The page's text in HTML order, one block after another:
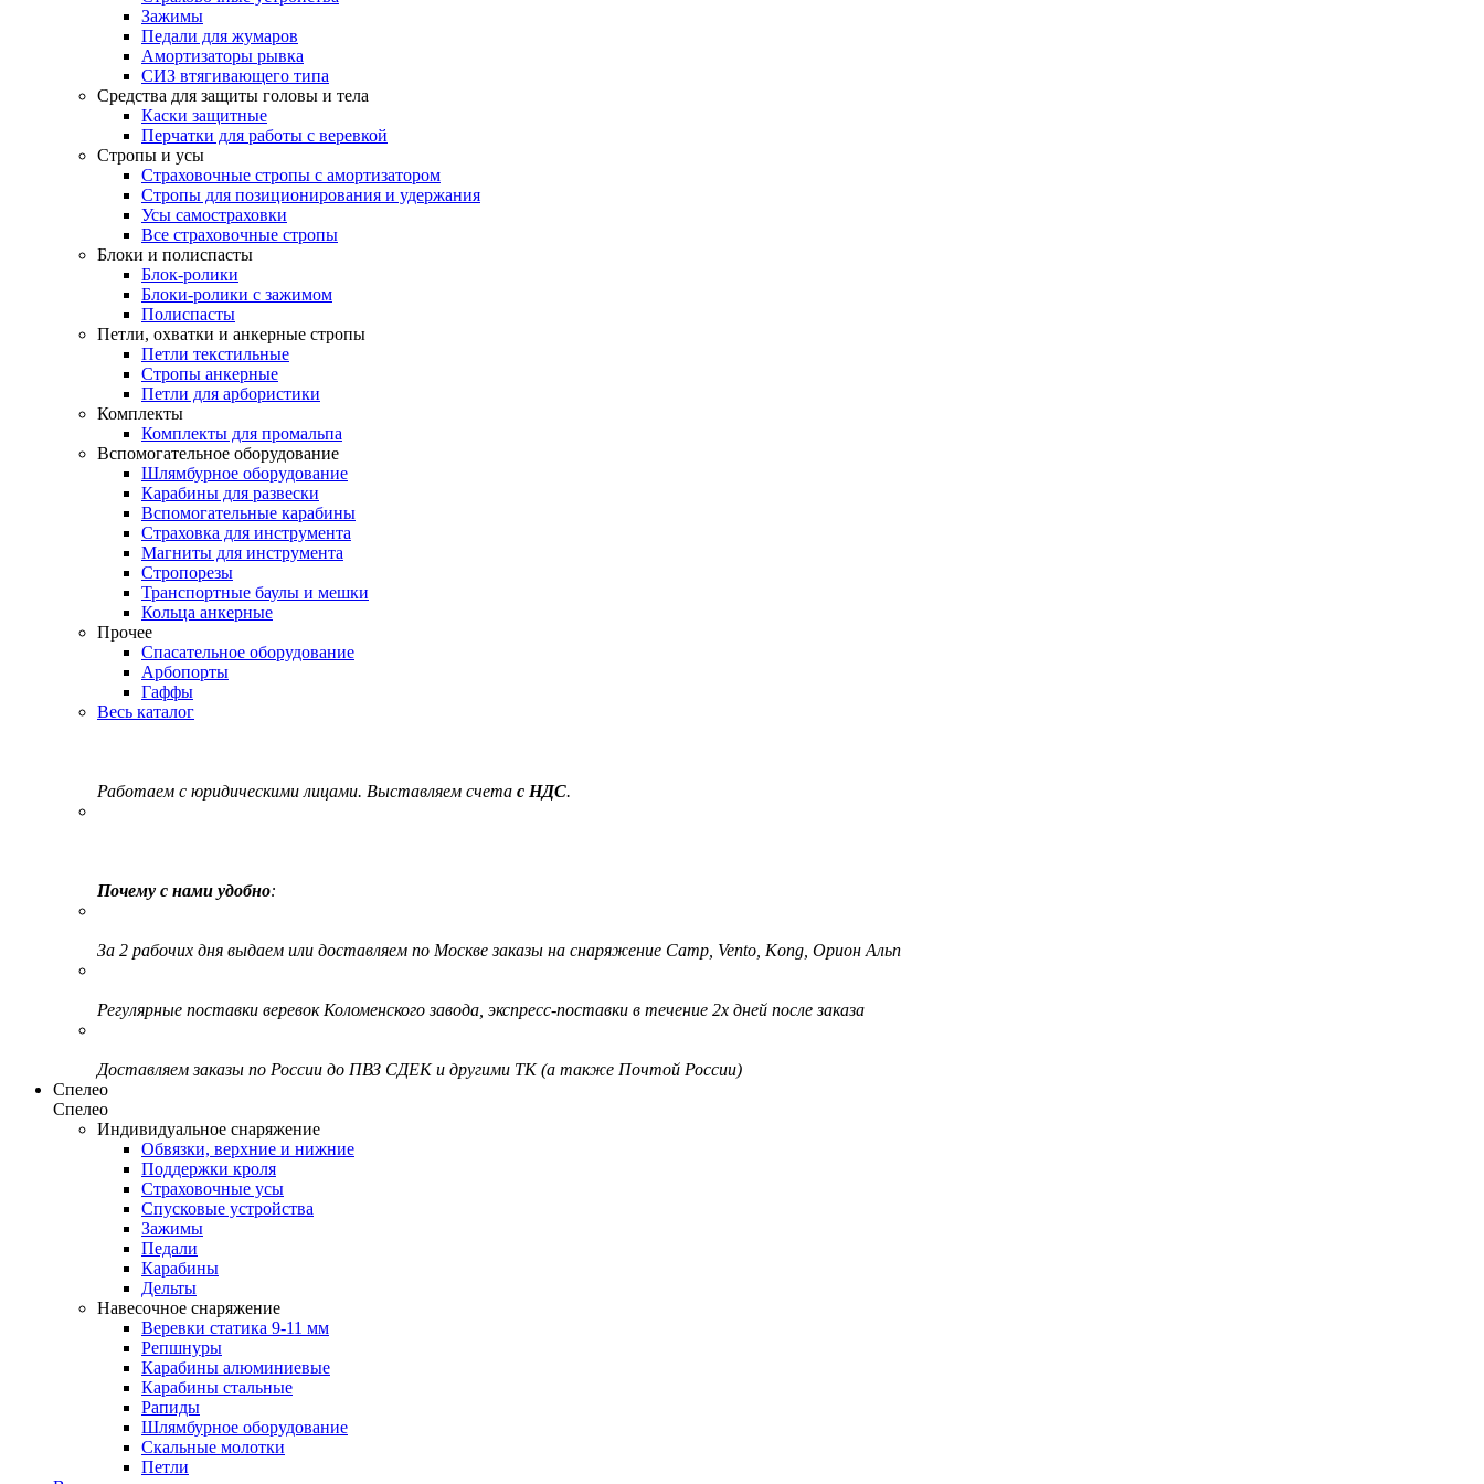
Зажимы
Педали для жумаров
Амортизаторы рывка
СИЗ втягивающего типа
Средства для защиты головы и тела
Каски защитные
Перчатки для работы с веревкой
Стропы и усы
Страховочные стропы с амортизатором
Стропы для позиционирования и удержания
Усы самостраховки
Все страховочные стропы
Блоки и полиспасты
Блок-ролики
Блоки-ролики с зажимом
Полиспасты
Петли, охватки и анкерные стропы
Петли текстильные
Стропы анкерные
Петли для арбористики
Комплекты
Комплекты для промальпа
Вспомогательное оборудование
Шлямбурное оборудование
Карабины для развески
Вспомогательные карабины
Страховка для инструмента
Магниты для инструмента
Стропорезы
Транспортные баулы и мешки
Кольца анкерные
Прочее
Спасательное оборудование
Арбопорты
Гаффы
Весь каталог
Работаем с юридическими лицами. Выставляем счета с НДС.
Почему с нами удобно:
За 2 рабочих дня выдаем или доставляем по Москве заказы на снаряжение Camp, Vento, Kong, Орион Альп
Регулярные поставки веревок Коломенского завода, экспресс-поставки в течение 2х дней после заказа
Доставляем заказы по России до ПВЗ СДЕК и другими ТК (а также Почтой России)
Спелео
Спелео
Индивидуальное снаряжение
Обвязки, верхние и нижние
Поддержки кроля
Страховочные усы
Спусковые устройства
Зажимы
Педали
Карабины
Дельты
Навесочное снаряжение
Веревки статика 9-11 мм
Репшнуры
Карабины алюминиевые
Карабины стальные
Рапиды
Шлямбурное оборудование
Скальные молотки
Петли